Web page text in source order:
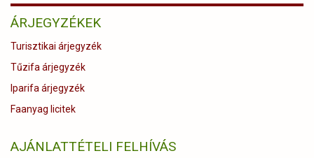
ÁRJEGYZÉKEK
Turisztikai árjegyzék
Tűzifa árjegyzék
Iparifa árjegyzék
Faanyag licitek
AJÁNLATTÉTELI FELHÍVÁS